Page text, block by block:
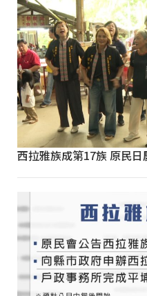
西拉雅族成第17族 原民日